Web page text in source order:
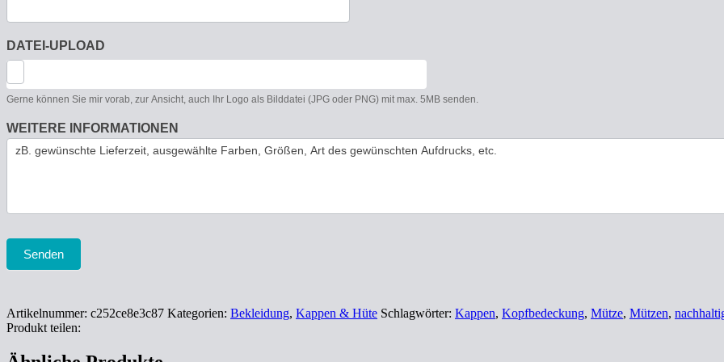
DATEI-UPLOAD
Gerne können Sie mir vorab, zur Ansicht, auch Ihr Logo als Bilddatei (JPG oder PNG) mit max. 5MB senden.
WEITERE INFORMATIONEN
Senden
Artikelnummer: c252ce8e3c87 Kategorien: Bekleidung, Kappen & Hüte Schlagwörter: Kappen, Kopfbedeckung, Mütze, Mützen,
Produkt teilen: